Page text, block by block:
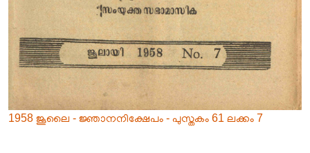
1958 ജൂലൈ - ജ്ഞാനനിക്ഷേപം - പുസ്തകം 61 ലക്കം 7